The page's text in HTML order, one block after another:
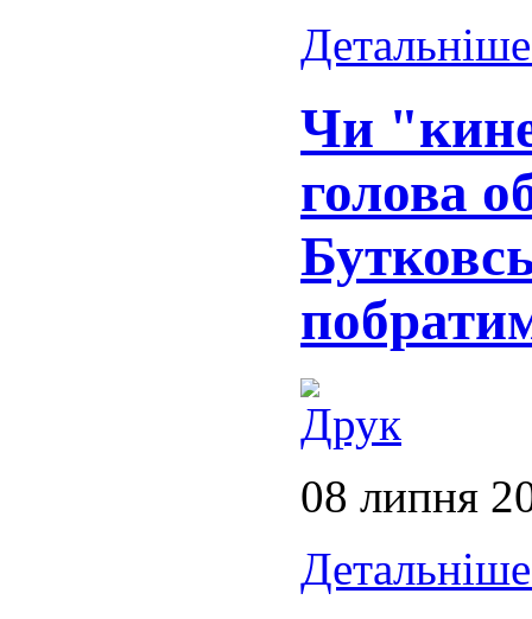
Чи
голова
08 липня